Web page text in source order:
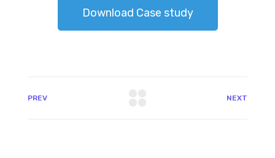
Download Case study
PREV NEXT